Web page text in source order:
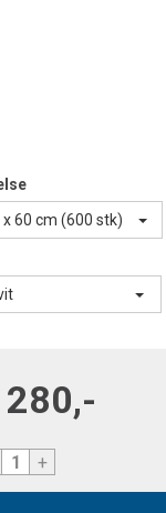
x 60 cm (600 stk)
+